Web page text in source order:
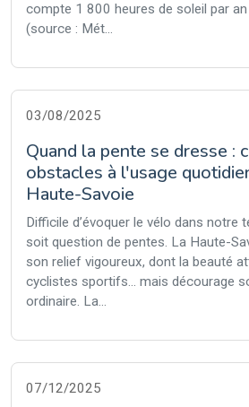
compte 1 800 heures de soleil par
(source : Mét...
03/08/2025
Quand la pente se dresse :
obstacles à l'usage
Haute-Savoie
Difficile d’évoquer le vélo dans notre
soit question de pentes. La Haute-
son relief vigoureux, dont la beauté
cyclistes sportifs… mais décourage
ordinaire. La...
07/12/2025